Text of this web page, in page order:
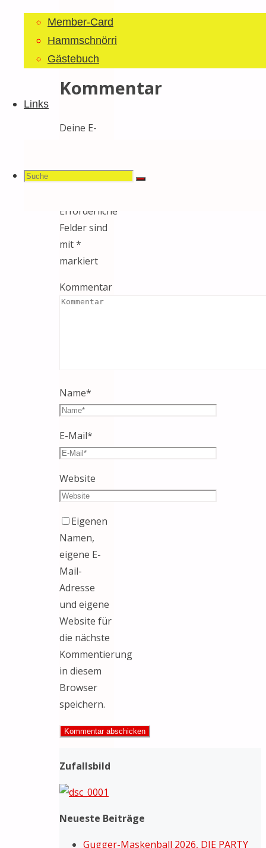
Member-Card
Hammschnörri
Gästebuch
Links
Suche
Suchen
Suche
Schreibe
einen
Kommentar
Deine E-
Erforderliche
Felder sind
mit*
markiert
Kommentar
Name*
E-Mail*
Website
Eigenen
Namen,
eigene E-
Mail-
Adresse
und eigene
Website für
die nächste
Kommentierung
in diesem
Browser
speichern.
Zufallsbild
Neueste Beiträge
Gugger-Maskenball 2026, DIE PARTY